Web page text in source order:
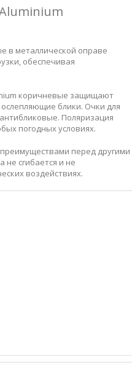
в металлической оправе
обеспечивая
коричневые защищают
блики. Очки для
Поляризация
погодных условиях.
перед другими
не сгибается и не
воздействиях.